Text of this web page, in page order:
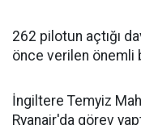
262 pilotun açtığı
önce verilen önemli
İngiltere Temyiz
Ryanair'da görev